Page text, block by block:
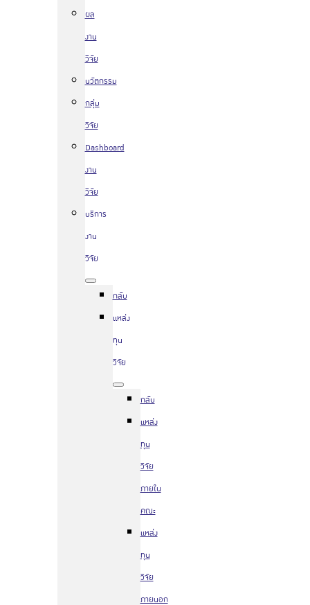
ผล
งาน
วิจัย
นวัตกรรม
กลุ่ม
วิจัย
Dashboard
งาน
วิจัย
บริการ
งาน
วิจัย
กลับ
แหล่ง
ทุน
วิจัย
กลับ
แหล่ง
ทุน
วิจัย
ภายใน
คณะ
แหล่ง
ทุน
วิจัย
ภายนอก